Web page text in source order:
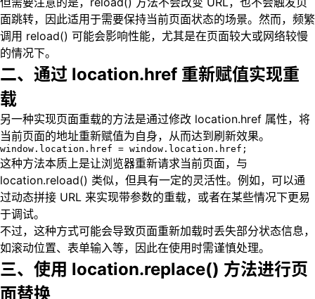
面跳转，因此适用于需要保持当前页面状态的场景。然而，频繁
调用 reload() 可能会影响性能，尤其是在页面较大或网络较慢
的情况下。
二、通过 location.href 重新赋值实现重
载
另一种实现页面重载的方法是通过修改 location.href 属性，将
当前页面的地址重新赋值为自身，从而达到刷新效果。
window.location.href = window.location.href;
这种方法本质上是让浏览器重新请求当前页面，与
location.reload() 类似，但具有一定的灵活性。例如，可以通
过动态拼接 URL 来实现带参数的重载，或者在某些情况下更易
于调试。
不过，这种方式可能会导致页面重新加载时丢失部分状态信息，
如滚动位置、表单输入等，因此在使用时需谨慎处理。
三、使用 location.replace() 方法进行页
面替换